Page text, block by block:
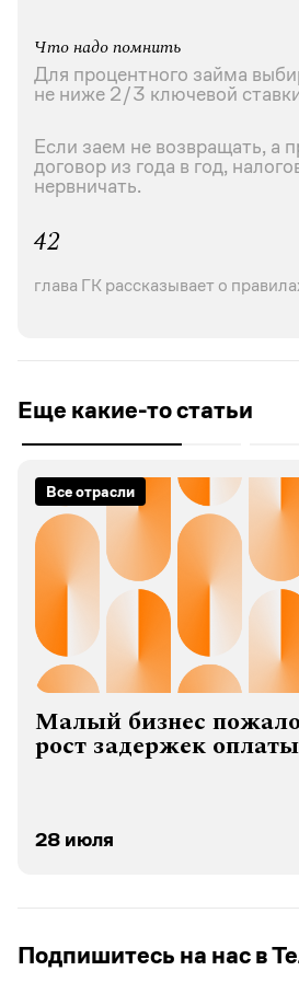
Что надо помнить
Для процентного займа
не ниже 2/3 ключевой
Если заем не возвращать, а
договор из года в год,
нервничать.
42
глава ГК рассказывает о
Еще какие-то статьи
Все отрасли
Малый бизнес
рост задержек
28 июля
Подпишитесь на нас в